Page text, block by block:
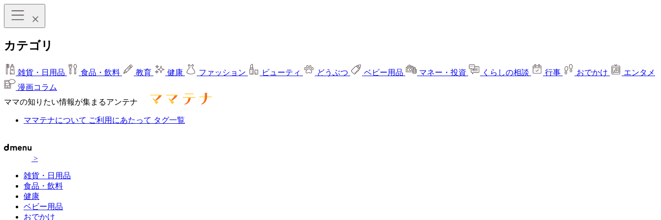
カテゴリ
雑貨・日用品 食品・飲料 教育 健康 ファッション ビューティ どうぶつ ベビー用品 マネー・投資 くらしの相談 行事 おでかけ
エンタメ
漫画コラム
ママの知りたい情報が集まるアンテナ
ママテナについて ご利用にあたって タグ一覧
>
雑貨・日用品
食品・飲料
健康
ベビー用品
おでかけ